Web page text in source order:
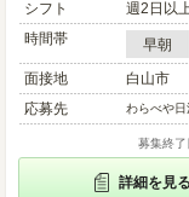
シフト
週2日以
時間帯
早朝
面接地
白山市
応募先
わらべや
募集終了
詳細を見る